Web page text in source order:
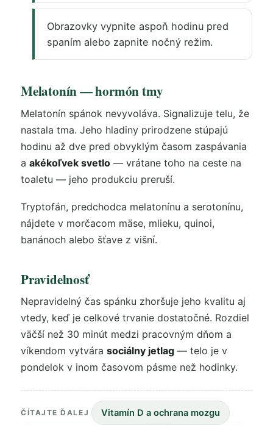
Obrazovky vypnite aspoň hodinu pred
spaním alebo zapnite nočný režim.
Melatonín — hormón tmy
Melatonín spánok nevyvoláva. Signalizuje telu, že
nastala tma. Jeho hladiny prirodzene stúpajú
hodinu až dve pred obvyklým časom zaspávania
a akékoľvek svetlo — vrátane toho na ceste na
toaletu — jeho produkciu preruší.
Tryptofán, predchodca melatonínu a serotonínu,
nájdete v morčacom mäse, mlieku, quinoi,
banánoch alebo šťave z višní.
Pravidelnosť
Nepravidelný čas spánku zhoršuje jeho kvalitu aj
vtedy, keď je celkové trvanie dostatočné. Rozdiel
väčší než 30 minút medzi pracovným dňom a
víkendom vytvára sociálny jetlag — telo je v
pondelok v inom časovom pásme než hodinky.
ČÍTAJTE ĎALEJ Vitamín D a ochrana mozgu